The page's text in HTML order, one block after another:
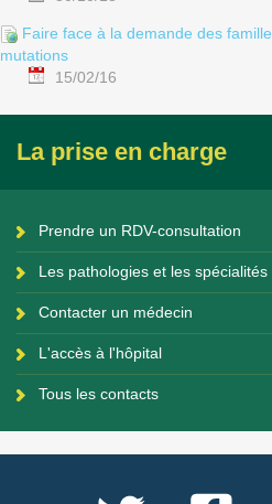
Faire face à la demande des
mutations
15/02/16
La prise en charge
Prendre un RDV-consultation
Les pathologies et les spécialités
Contacter un médecin
L'accès à l'hôpital
Tous les contacts